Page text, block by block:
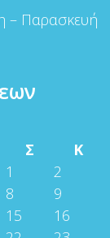
– Παρασκευή
Σ
Κ
1
2
8
9
15
16